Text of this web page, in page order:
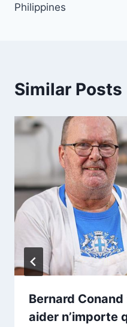
Philippines
Similar Posts
Bernard Conand
aider n’importe